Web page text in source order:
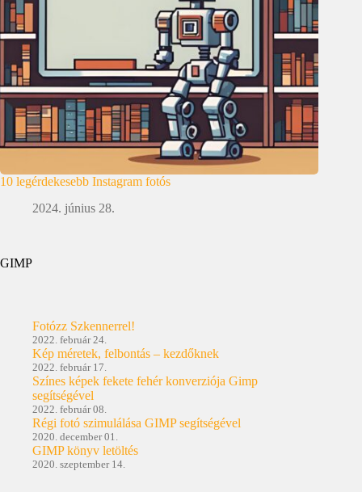
10 legérdekesebb Instagram fotós
2024. június 28.
GIMP
Fotózz Szkennerrel!
2022. február 24.
Kép méretek, felbontás – kezdőknek
2022. február 17.
Színes képek fekete fehér konverziója Gimp
segítségével
2022. február 08.
Régi fotó szimulálása GIMP segítségével
2020. december 01.
GIMP könyv letöltés
2020. szeptember 14.